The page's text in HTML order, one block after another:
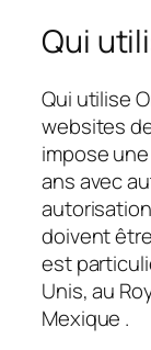
Qui
Qui utilise
websites
impose
ans avec
doivent
est
Unis, au
Mexique .